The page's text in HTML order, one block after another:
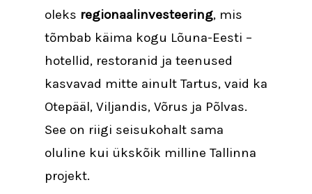
oleks regionaalinvesteering, mis
tõmbab käima kogu Lõuna-Eesti –
hotellid, restoranid ja teenused
kasvavad mitte ainult Tartus, vaid ka
Otepääl, Viljandis, Võrus ja Põlvas.
See on riigi seisukohalt sama
oluline kui ükskõik milline Tallinna
projekt.